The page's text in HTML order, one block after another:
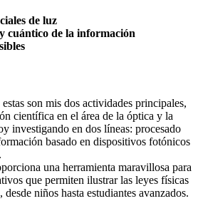
de luz
cuántico de la información
son mis dos actividades principales,
científica en el área de la óptica y la
investigando en dos líneas: procesado
basado en dispositivos fotónicos
una herramienta maravillosa para
que permiten ilustrar las leyes físicas
niños hasta estudiantes avanzados.